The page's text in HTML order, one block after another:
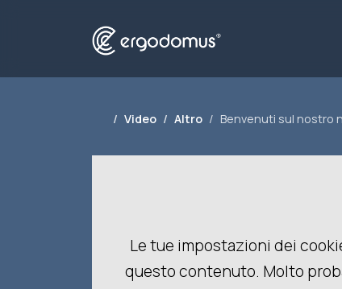
Video Altro Benvenuti sul nostro
Le tue impostazioni dei
questo contenuto. Molto